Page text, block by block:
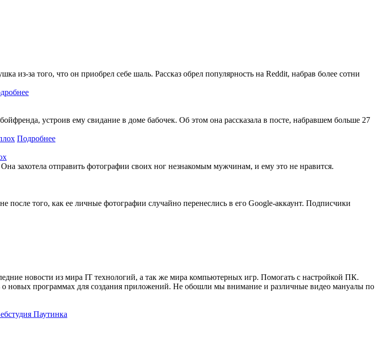
из-за того, что он приобрел себе шаль. Рассказ обрел популярность на Reddit, набрав более сотни
устроив ему свидание в доме бабочек. Об этом она рассказала в посте, набравшем больше 27
Подробнее
захотела отправить фотографии своих ног незнакомым мужчинам, и ему это не нравится.
после того, как ее личные фотографии случайно перенеслись в его Google-аккаунт. Подписчики
новости из мира IT технологий, а так же мира компьютерных игр. Помогать с настройкой ПК.
о новых программах для создания приложений. Не обошли мы внимание и различные видео мануалы по